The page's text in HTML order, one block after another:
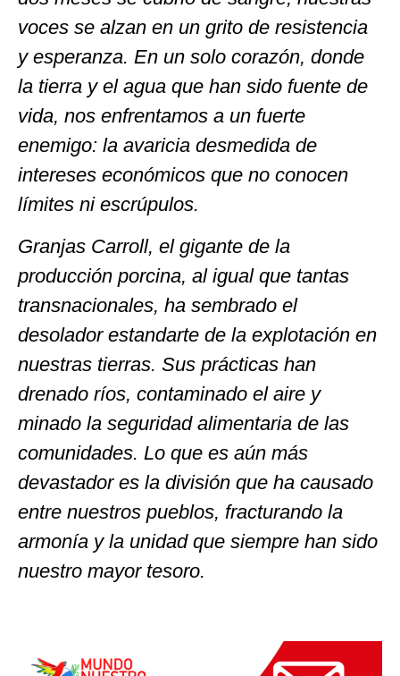
voces se alzan en un grito de resistencia
y esperanza. En un solo corazón, donde
la tierra y el agua que han sido fuente de
vida, nos enfrentamos a un fuerte
enemigo: la avaricia desmedida de
intereses económicos que no conocen
límites ni escrúpulos.
Granjas Carroll, el gigante de la
producción porcina, al igual que tantas
transnacionales, ha sembrado el
desolador estandarte de la explotación en
nuestras tierras. Sus prácticas han
drenado ríos, contaminado el aire y
minado la seguridad alimentaria de las
comunidades. Lo que es aún más
devastador es la división que ha causado
entre nuestros pueblos, fracturando la
armonía y la unidad que siempre han sido
nuestro mayor tesoro.